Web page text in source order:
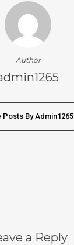
Author
Posts By Admin1265
a Reply